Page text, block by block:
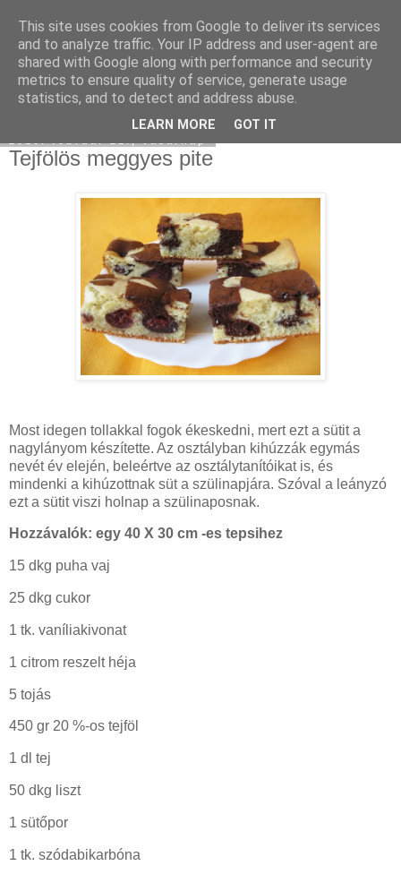
Moha Konyha
Tejfölös meggyes pite
Most idegen tollakkal fogok ékeskedni, mert ezt a sütit a
nagylányom készítette. Az osztályban kihúzzák egymás
nevét év elején, beleértve az osztálytanítóikat is, és
mindenki a kihúzottnak süt a szülinapjára. Szóval a leányzó
ezt a sütit viszi holnap a szülinaposnak.
Hozzávalók: egy 40 X 30 cm -es tepsihez
15 dkg puha vaj
25 dkg cukor
1 tk. vaníliakivonat
1 citrom reszelt héja
5 tojás
450 gr 20 %-os tejföl
1 dl tej
50 dkg liszt
1 sütőpor
1 tk. szódabikarbóna
This site uses cookies from Google to deliver its services
and to analyze traffic. Your IP address and user-agent are
shared with Google along with performance and security
metrics to ensure quality of service, generate usage
statistics, and to detect and address abuse.
LEARN MORE GOT IT